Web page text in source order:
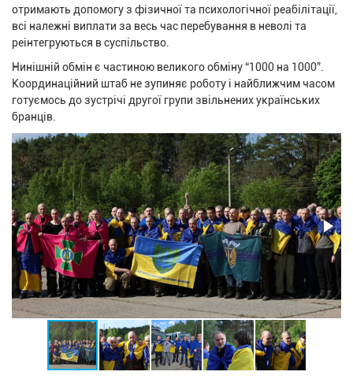
отримають допомогу з фізичної та психологічної реабілітації,
всі належні виплати за весь час перебування в неволі та
реінтегруються в суспільство.
Нинішній обмін є частиною великого обміну “1000 на 1000”.
Координаційний штаб не зупиняє роботу і найближчим часом
готуємось до зустрічі другої групи звільнених українських
бранців.